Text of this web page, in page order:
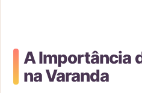
A Importância
na Varanda